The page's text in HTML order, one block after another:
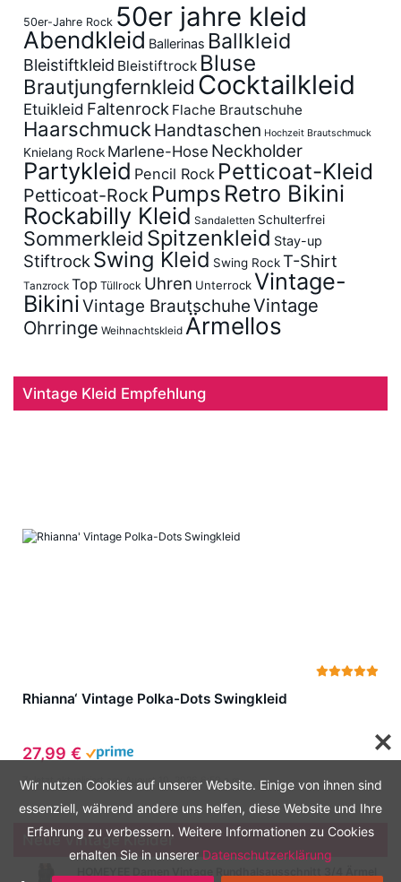
50er-Jahre Rock 50er jahre kleid
Abendkleid Ballerinas Ballkleid
Bleistiftkleid Bleistiftrock Bluse
Brautjungfernkleid Cocktailkleid
Etuikleid Faltenrock Flache Brautschuhe
Haarschmuck Handtaschen Hochzeit Brautschmuck
Knielang Rock Marlene-Hose Neckholder
Partykleid Pencil Rock Petticoat-Kleid
Petticoat-Rock Pumps Retro Bikini
Rockabilly Kleid Sandaletten Schulterfrei
Sommerkleid Spitzenkleid Stay-up
Stiftrock Swing Kleid Swing RockT-Shirt
Tanzrock Top Tüllrock Uhren UnterrockVintage-
BikiniVintage BrautschuheVintage
Ohrringe Weihnachtskleid Ärmellos
Vintage Kleid Empfehlung
Rhianna‘ Vintage Polka-Dots Swingkleid
27,99 €
Zuletzt aktualisiert am: August 10, 2026 6:59 a.m.
Neue Vintage Kleider
Wir nutzen Cookies auf unserer Website. Einige von ihnen sind
essenziell, während andere uns helfen, diese Website und Ihre
Erfahrung zu verbessern. Weitere Informationen zu Cookies
erhalten Sie in unserer Datenschutzerklärung